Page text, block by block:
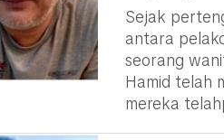
Sejak
antara
seorang
Hamid telah
mereka